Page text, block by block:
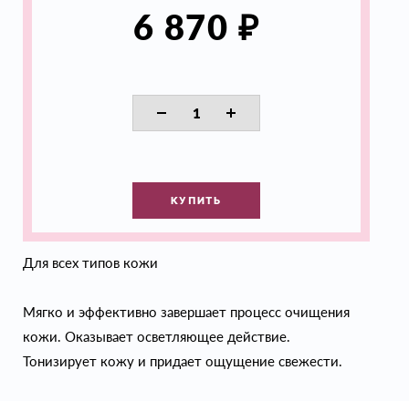
6 870 ₽
КУПИТЬ
Для всех типов кожи
Мягко и эффективно завершает процесс очищения
кожи. Оказывает осветляющее действие.
Тонизирует кожу и придает ощущение свежести.